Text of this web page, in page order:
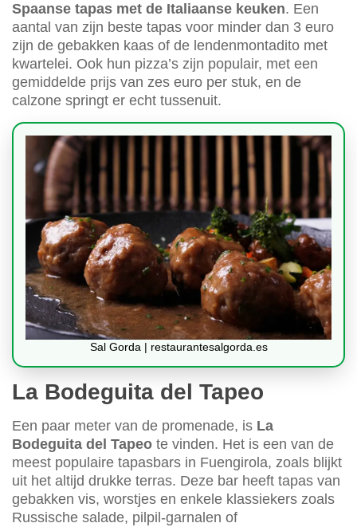
Spaanse tapas met de Italiaanse keuken. Een
aantal van zijn beste tapas voor minder dan 3 euro
zijn de gebakken kaas of de lendenmontadito met
kwartelei. Ook hun pizza’s zijn populair, met een
gemiddelde prijs van zes euro per stuk, en de
calzone springt er echt tussenuit.
Sal Gorda | restaurantesalgorda.es
La Bodeguita del Tapeo
Een paar meter van de promenade, is La
Bodeguita del Tapeo te vinden. Het is een van de
meest populaire tapasbars in Fuengirola, zoals blijkt
uit het altijd drukke terras. Deze bar heeft tapas van
gebakken vis, worstjes en enkele klassiekers zoals
Russische salade, pilpil-garnalen of